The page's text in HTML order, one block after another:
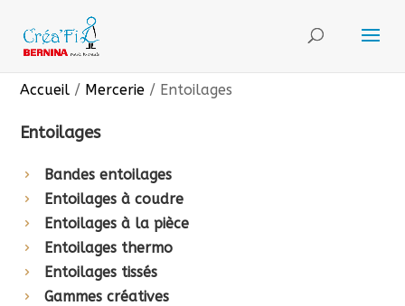
Accueil / Mercerie / Entoilages
Entoilages
Bandes entoilages
Entoilages à coudre
Entoilages à la pièce
Entoilages thermo
Entoilages tissés
Gammes créatives